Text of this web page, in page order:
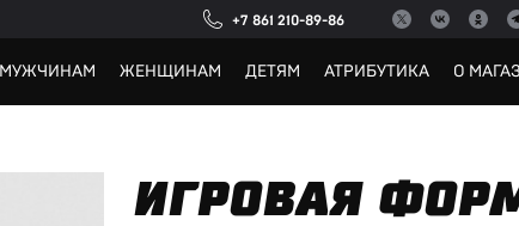
+7 861 210-89-86
МУЖЧИНАМ ЖЕНЩИНАМ ДЕТЯМ АТРИБУТИКА О
ИГРОВАЯ